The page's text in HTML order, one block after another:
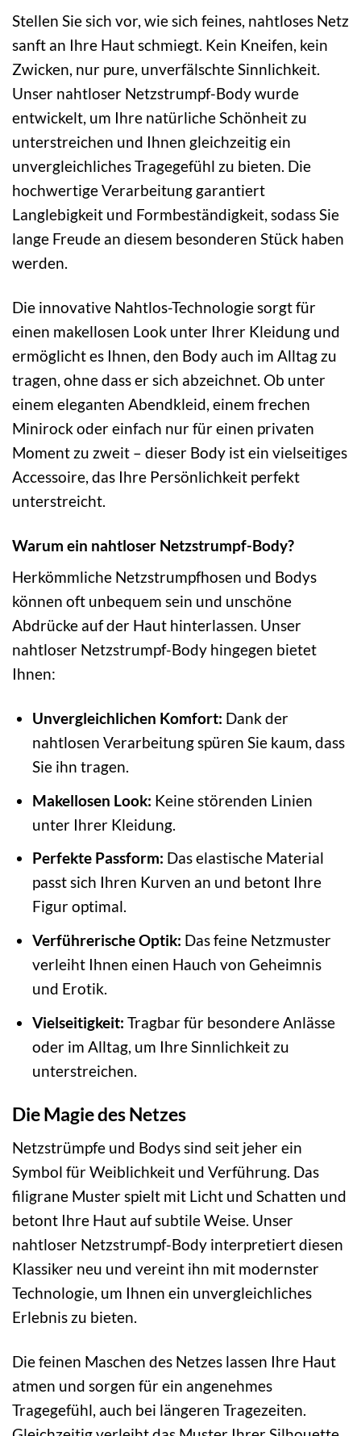
Stellen Sie sich vor, wie sich feines, nahtloses Netz
sanft an Ihre Haut schmiegt. Kein Kneifen, kein
Zwicken, nur pure, unverfälschte Sinnlichkeit.
Unser nahtloser Netzstrumpf-Body wurde
entwickelt, um Ihre natürliche Schönheit zu
unterstreichen und Ihnen gleichzeitig ein
unvergleichliches Tragegefühl zu bieten. Die
hochwertige Verarbeitung garantiert
Langlebigkeit und Formbeständigkeit, sodass Sie
lange Freude an diesem besonderen Stück haben
werden.
Die innovative Nahtlos-Technologie sorgt für
einen makellosen Look unter Ihrer Kleidung und
ermöglicht es Ihnen, den Body auch im Alltag zu
tragen, ohne dass er sich abzeichnet. Ob unter
einem eleganten Abendkleid, einem frechen
Minirock oder einfach nur für einen privaten
Moment zu zweit – dieser Body ist ein vielseitiges
Accessoire, das Ihre Persönlichkeit perfekt
unterstreicht.
Warum ein nahtloser Netzstrumpf-Body?
Herkömmliche Netzstrumpfhosen und Bodys
können oft unbequem sein und unschöne
Abdrücke auf der Haut hinterlassen. Unser
nahtloser Netzstrumpf-Body hingegen bietet
Ihnen:
Unvergleichlichen Komfort: Dank der
nahtlosen Verarbeitung spüren Sie kaum, dass
Sie ihn tragen.
Makellosen Look: Keine störenden Linien
unter Ihrer Kleidung.
Perfekte Passform: Das elastische Material
passt sich Ihren Kurven an und betont Ihre
Figur optimal.
Verführerische Optik: Das feine Netzmuster
verleiht Ihnen einen Hauch von Geheimnis
und Erotik.
Vielseitigkeit: Tragbar für besondere Anlässe
oder im Alltag, um Ihre Sinnlichkeit zu
unterstreichen.
Die Magie des Netzes
Netzstrümpfe und Bodys sind seit jeher ein
Symbol für Weiblichkeit und Verführung. Das
filigrane Muster spielt mit Licht und Schatten und
betont Ihre Haut auf subtile Weise. Unser
nahtloser Netzstrumpf-Body interpretiert diesen
Klassiker neu und vereint ihn mit modernster
Technologie, um Ihnen ein unvergleichliches
Erlebnis zu bieten.
Die feinen Maschen des Netzes lassen Ihre Haut
atmen und sorgen für ein angenehmes
Tragegefühl, auch bei längeren Tragezeiten.